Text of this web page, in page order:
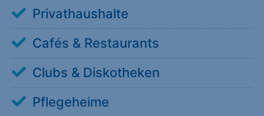
Privathaushalte
Cafés & Restaurants
Clubs & Diskotheken
Pflegeheime